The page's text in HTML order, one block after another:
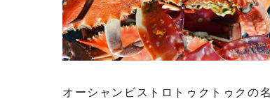
オーシャンビストロトゥクトゥクの